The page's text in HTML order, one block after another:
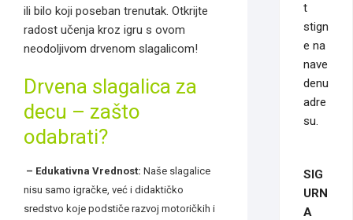
ili bilo koji poseban trenutak. Otkrijte
radost učenja kroz igru s ovom
neodoljivom drvenom slagalicom!
Drvena slagalica za
decu – zašto
odabrati?
– Edukativna Vrednost: Naše slagalice
nisu samo igračke, već i didaktičko
sredstvo koje podstiče razvoj motoričkih i
t
stign
e na
nave
denu
adre
su.
SIG
URN
A